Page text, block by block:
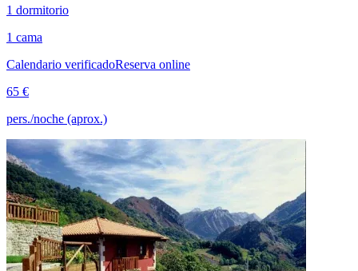
1 dormitorio
1 cama
Calendario verificadoReserva online
65 €
pers./noche (aprox.)